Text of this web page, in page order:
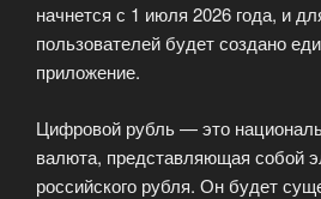
начнется с 1 июля 2026 года, и
пользователей будет создано
приложение.
Цифровой рубль — это
валюта, представляющая собой
российского рубля. Он будет